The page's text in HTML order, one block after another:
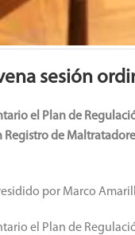
sesión
el Plan de
de
por Marco
el Plan de